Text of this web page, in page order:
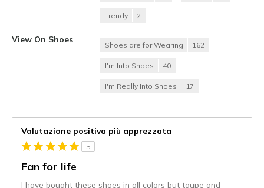
Trendy 2
View On Shoes
Shoes are for Wearing 162
I'm Into Shoes 40
I'm Really Into Shoes 17
Valutazione positiva più apprezzata
5
Fan for life
I have bought these shoes in all colors but taupe and